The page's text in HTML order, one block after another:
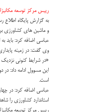
رییس مرکز توسعه مکانیزاسیون کشاورزی
به گزارش پایگاه اطلاع
و ماشین های کشاورزی
عباسی اضافه کرد: باید به ازای آب مصرفی کمتر، تولید بیشتر
وی گفت: در زمینه
«در شرایط کنونی نزدیک به یک میلیون و ۶۰۰ هزار هکتار از زمین های کشاورزی زیر پوشش کشاورزی حفاظتی قرار
این مسوول ادامه داد:
است.
استاندارد کشاورزی را